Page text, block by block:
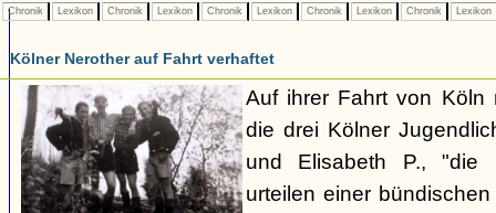
Chronik Lexikon Chronik Lexikon Chronik Lexikon Chronik Lexikon Chronik Lexikon
Kölner Nerother auf Fahrt verhaftet
Auf ihrer Fahrt von Köln
die drei Kölner
und Elisabeth P., "die
urteilen einer